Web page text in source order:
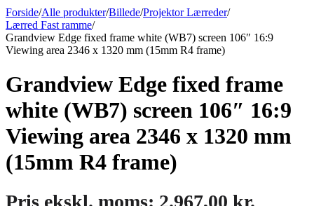
Forside/Alle produkter/Billede/Projektor Lærreder/
Lærred Fast ramme/
Grandview Edge fixed frame white (WB7) screen 106″ 16:9
Viewing area 2346 x 1320 mm (15mm R4 frame)
Grandview Edge fixed frame
white (WB7) screen 106″ 16:9
Viewing area 2346 x 1320 mm
(15mm R4 frame)
Pris ekskl. moms: 2.967,00 kr.